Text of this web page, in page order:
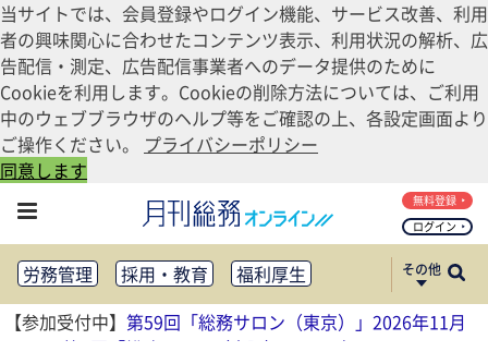
当サイトでは、会員登録やログイン機能、サービス改善、利用
者の興味関心に合わせたコンテンツ表示、利用状況の解析、広
告配信・測定、広告配信事業者へのデータ提供のために
Cookieを利用します。Cookieの削除方法については、ご利用
中のウェブブラウザのヘルプ等をご確認の上、各設定画面より
ご操作ください。 プライバシーポリシー
同意します
ログイン
無料登録
労務管理 採用・教育
福利厚生
健康経営
働き方改革
法務・コンプライアンス
その他
【参加受付中】 第59回「総務サロン（東京）」2026年11月
第4回「総務サロン（大阪）」2026年11月17日